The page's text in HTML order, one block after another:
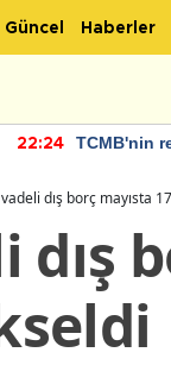
Güncel Haberler
22:24
TCMB'nin
vadeli dış borç mayısta
dış